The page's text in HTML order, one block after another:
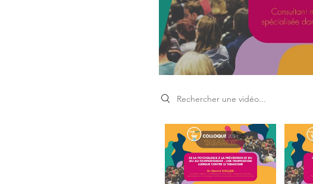
Search videos